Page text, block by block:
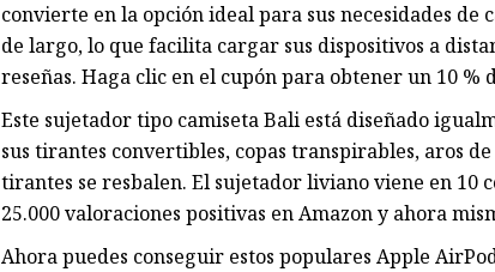
convierte en la opción ideal para sus necesidades de
de largo, lo que facilita cargar sus dispositivos a
reseñas. Haga clic en el cupón para obtener un 10 %
Este sujetador tipo camiseta Bali está diseñado
sus tirantes convertibles, copas transpirables, aros
tirantes se resbalen. El sujetador liviano viene en 10
25.000 valoraciones positivas en Amazon y ahora
Ahora puedes conseguir estos populares Apple